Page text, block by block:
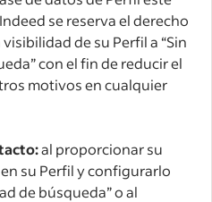
se reserva el derecho
de su Perfil a “Sin
con el fin de reducir el
motivos en cualquier
al proporcionar su
su Perfil y configurarlo
de búsqueda” o al